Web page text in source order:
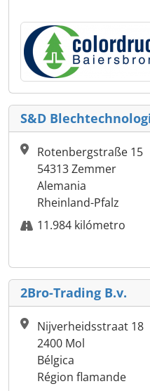
S&D
Rotenbergstraße 15
54313 Zemmer
Alemania
Rheinland-Pfalz
11.984 kilómetro
2Bro-Trading B.v.
Nijverheidsstraat 18
2400 Mol
Bélgica
Région flamande